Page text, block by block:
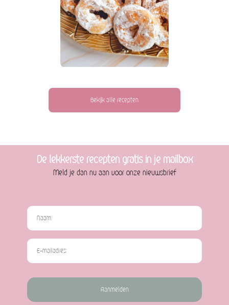
De lekkerste recepten gratis in je mailbox
Meld je dan nu aan voor onze nieuwsbrief
Aanmelden
Bekijk alle recepten